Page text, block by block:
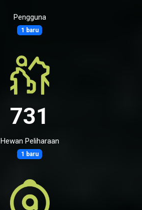
Pengguna
1 baru
731
Hewan Peliharaan
1 baru